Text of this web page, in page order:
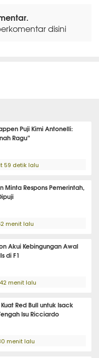
disini
Puji Kimi Antonelli:
Ragu”
59 detik lalu
Minta Respons Pemerintah,
menit lalu
Akui Kebingungan Awal
di F1
menit lalu
Red Bull untuk Isack
Isu Ricciardo
menit lalu